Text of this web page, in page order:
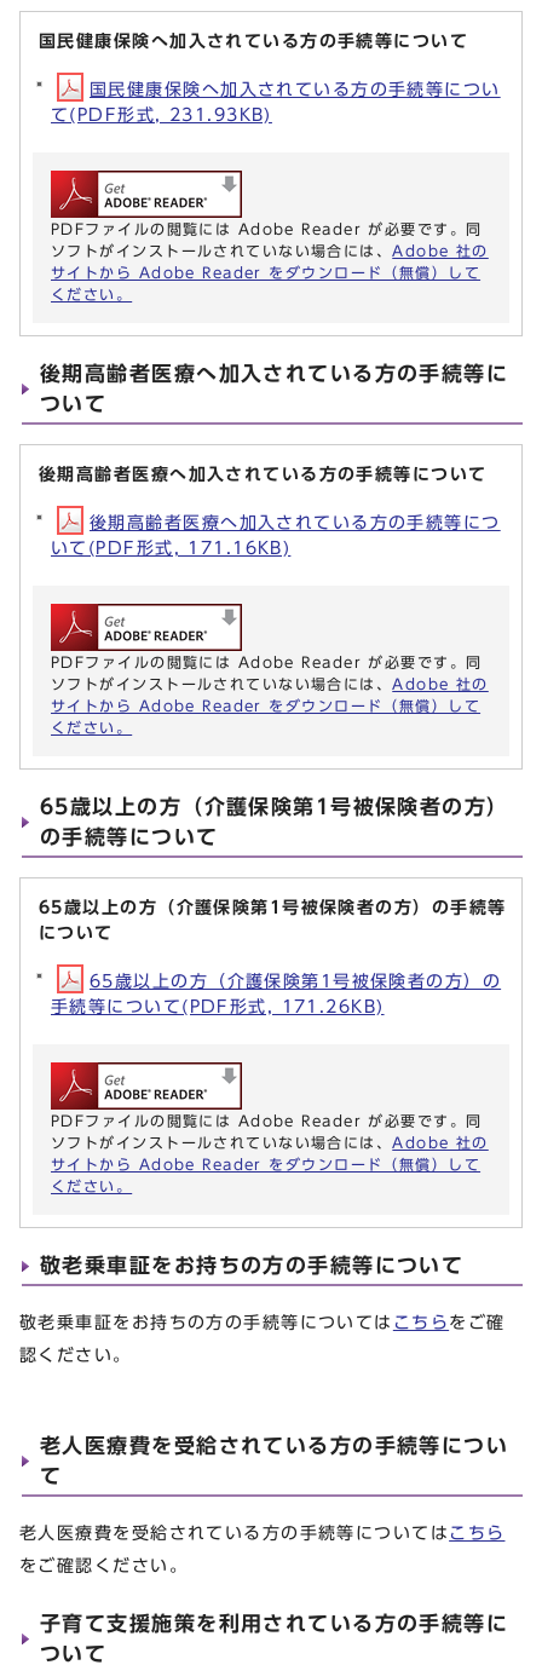
国民健康保険へ加入されている方の手続等について
国民健康保険へ加入されている方の手続等につい
て(PDF形式, 231.93KB)
PDFファイルの閲覧には Adobe Reader が必要です。同
ソフトがインストールされていない場合には、 Adobe 社の
サイトから Adobe Reader をダウンロード（無償）して
ください。
後期高齢者医療へ加入されている方の手続等に
ついて
後期高齢者医療へ加入されている方の手続等について
後期高齢者医療へ加入されている方の手続等につ
いて(PDF形式, 171.16KB)
PDFファイルの閲覧には Adobe Reader が必要です。同
ソフトがインストールされていない場合には、 Adobe 社の
サイトから Adobe Reader をダウンロード（無償）して
ください。
65歳以上の方（介護保険第1号被保険者の方）
の手続等について
65歳以上の方（介護保険第1号被保険者の方）の手続等
について
65歳以上の方（介護保険第1号被保険者の方）の
手続等について(PDF形式, 171.26KB)
PDFファイルの閲覧には Adobe Reader が必要です。同
ソフトがインストールされていない場合には、 Adobe 社の
サイトから Adobe Reader をダウンロード（無償）して
ください。
敬老乗車証をお持ちの方の手続等について
敬老乗車証をお持ちの方の手続等については こちら をご確
認ください。
老人医療費を受給されている方の手続等につい
て
老人医療費を受給されている方の手続等については こちら
をご確認ください。
子育て支援施策を利用されている方の手続等に
ついて